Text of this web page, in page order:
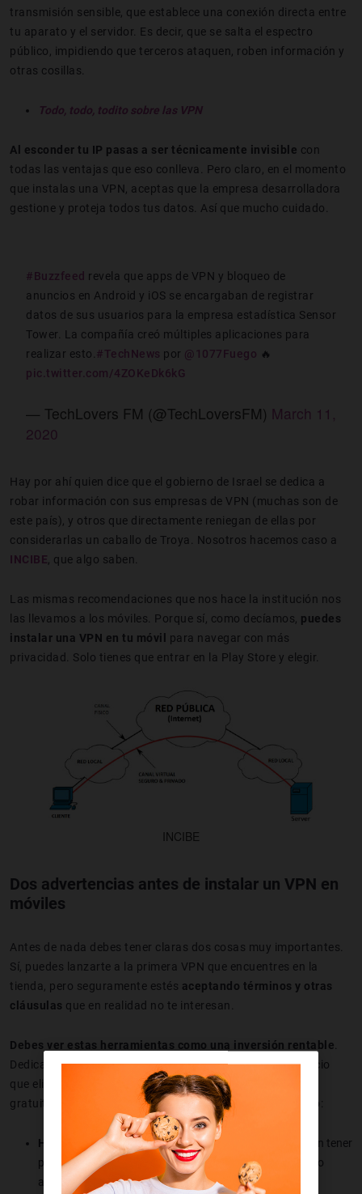
transmisión sensible, que establece una conexión directa entre
tu aparato y el servidor. Es decir, que se salta el espectro
público, impidiendo que terceros ataquen, roben información y
otras cosillas.
Todo, todo, todito sobre las VPN
Al esconder tu IP pasas a ser técnicamente invisible con
todas las ventajas que eso conlleva. Pero claro, en el momento
que instalas una VPN, aceptas que la empresa desarrolladora
gestione y proteja todos tus datos. Así que mucho cuidado.
#Buzzfeed revela que apps de VPN y bloqueo de
anuncios en Android y iOS se encargaban de registrar
datos de sus usuarios para la empresa estadística Sensor
Tower. La compañía creó múltiples aplicaciones para
realizar esto. #TechNews por @1077Fuego 🔥
pic.twitter.com/4ZOKeDk6kG
— TechLovers FM (@TechLoversFM) March 11,
2020
Hay por ahí quien dice que el gobierno de Israel se dedica a
robar información con sus empresas de VPN (muchas son de
este país), y otros que directamente reniegan de ellas por
considerarlas un caballo de Troya. Nosotros hacemos caso a
INCIBE , que algo saben.
Las mismas recomendaciones que nos hace la institución nos
las llevamos a los móviles. Porque sí, como decíamos, puedes
instalar una VPN en tu móvil
para navegar con más
privacidad. Solo tienes que entrar en la Play Store y elegir.
INCIBE
Dos advertencias antes de instalar un VPN en
móviles
Antes de nada debes tener claras dos cosas muy importantes.
Sí, puedes lanzarte a la primera VPN que encuentres en la
tienda, pero seguramente estés aceptando términos y otras
cláusulas que en realidad no te interesan.
Debes ver estas herramientas como una inversión rentable
Dedica un pequeño presupuesto mensual o anual al servicio
que elijas y no te arrepentirás. Si te tiras hacia las apps
gratuitas casi seguro que terminas desistiendo. Dicho eso:
Huye de las VPN gratuitas: no ofrecen garantías y suelen tener
políticas ambiguas. Es mejor pagar por el servicio, incluso
aunque en otras webs te recomienden lo contrario.